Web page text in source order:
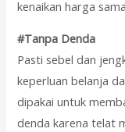
kenaikan harga
#Tanpa Denda
Pasti sebel dan
keperluan belanja
dipakai untuk
denda karena telat